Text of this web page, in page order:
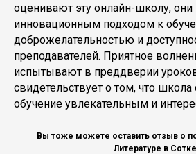
оценивают эту онлайн-школу, они
инновационным подходом к
доброжелательностью и
преподавателей. Приятное
испытывают в преддверии
свидетельствует о том, что школа
обучение увлекательным и
Вы тоже можете оставить отзыв о
Литературе в Сотке